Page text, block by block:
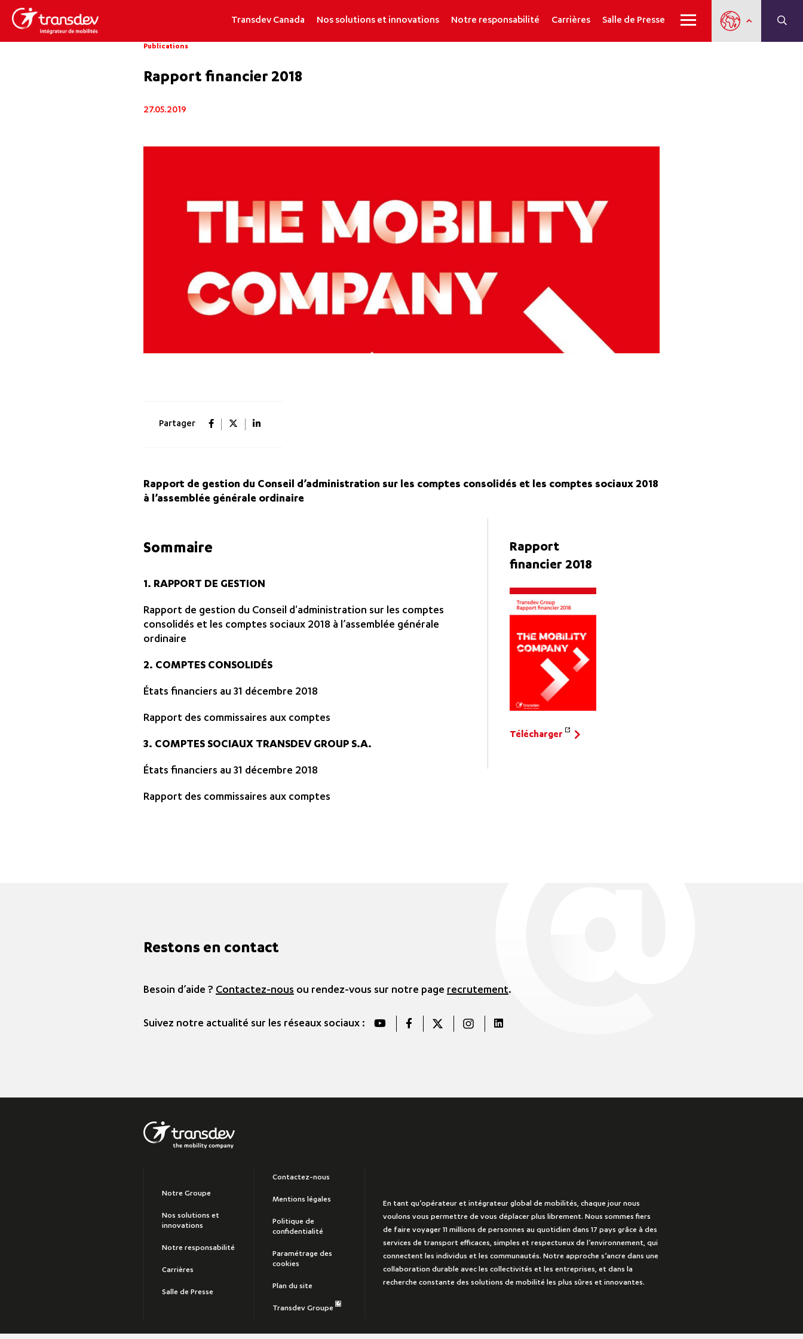
Transdev Canada Nos solutions et innovations Notre responsabilité Carrières Salle de Presse
Publications
Rapport financier 2018
27.05.2019
Partager
Rapport de gestion du Conseil d’administration sur les comptes consolidés et les comptes sociaux 2018
à l’assemblée générale ordinaire
Sommaire
1. RAPPORT DE GESTION
Rapport de gestion du Conseil d'administration sur les comptes
consolidés et les comptes sociaux 2018 à l’assemblée générale
ordinaire
2. COMPTES CONSOLIDÉS
États financiers au 31 décembre 2018
Rapport des commissaires aux comptes
3. COMPTES SOCIAUX TRANSDEV GROUP S.A.
États financiers au 31 décembre 2018
Rapport des commissaires aux comptes
Rapport
financier 2018
Télécharger
Restons en contact
Besoin d’aide ? Contactez-nous ou rendez-vous sur notre page recrutement.
Suivez notre actualité sur les réseaux sociaux :
Notre Groupe
Nos solutions et
innovations
Notre responsabilité
Carrières
Salle de Presse
Contactez-nous
Mentions légales
Politique de
confidentialité
Paramétrage des
cookies
Plan du site
Transdev Groupe
En tant qu’opérateur et intégrateur global de mobilités, chaque jour nous
voulons vous permettre de vous déplacer plus librement. Nous sommes fiers
de faire voyager 11 millions de personnes au quotidien dans 17 pays grâce à des
services de transport efficaces, simples et respectueux de l’environnement, qui
connectent les individus et les communautés. Notre approche s’ancre dans une
collaboration durable avec les collectivités et les entreprises, et dans la
recherche constante des solutions de mobilité les plus sûres et innovantes.